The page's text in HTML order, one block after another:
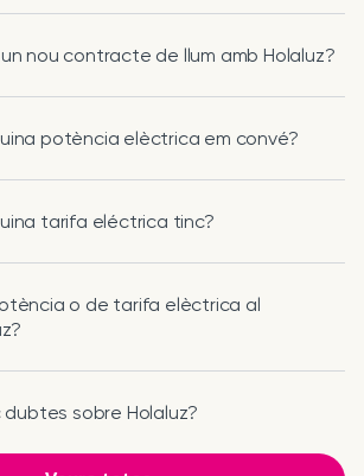
nou contracte de llum amb Holaluz?
potència elèctrica em convé?
tarifa eléctrica tinc?
o de tarifa elèctrica al
sobre Holaluz?